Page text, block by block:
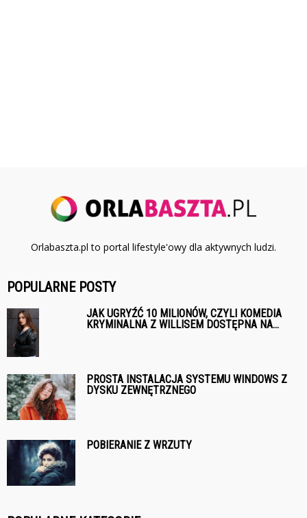
Orlabaszta.pl to portal lifestyle'owy dla aktywnych ludzi.
POPULARNE POSTY
JAK UGRYŹĆ 10 MILIONÓW, CZYLI KOMEDIA
KRYMINALNA Z WILLISEM DOSTĘPNA NA...
PROSTA INSTALACJA SYSTEMU WINDOWS Z
DYSKU ZEWNĘTRZNEGO
POBIERANIE Z WRZUTY